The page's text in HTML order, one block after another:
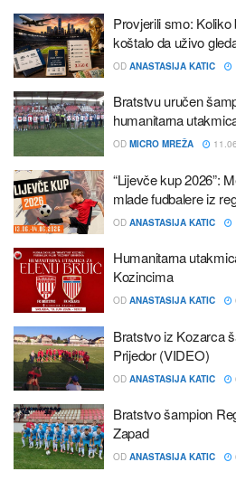
Provjerili smo:
koštalo da uživo
OD ANASTASIJA KATIC
Bratstvu uručen
humanitarna
OD MICRO MREŽA
“Lijevče kup 2026”:
mlade fudbalere iz
OD ANASTASIJA KATIC
Humanitarna
Kozincima
OD ANASTASIJA KATIC
Bratstvo iz Kozarca
Prijedor (VIDEO)
OD ANASTASIJA KATIC
Bratstvo šampion
Zapad
OD ANASTASIJA KATIC